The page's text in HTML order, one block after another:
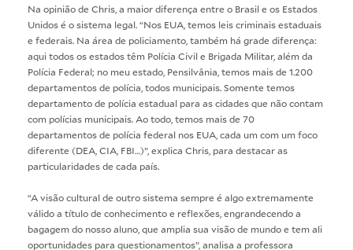
Na opinião de Chris, a maior diferença entre o Brasil e os Estados
Unidos é o sistema legal. “Nos EUA, temos leis criminais estaduais
e federais. Na área de policiamento, também há grade diferença:
aqui todos os estados têm Polícia Civil e Brigada Militar, além da
Polícia Federal; no meu estado, Pensilvânia, temos mais de 1.200
departamentos de polícia, todos municipais. Somente temos
departamento de polícia estadual para as cidades que não contam
com polícias municipais. Ao todo, temos mais de 70
departamentos de polícia federal nos EUA, cada um com um foco
diferente (DEA, CIA, FBI…)”, explica Chris, para destacar as
particularidades de cada país.
“A visão cultural de outro sistema sempre é algo extremamente
válido a título de conhecimento e reflexões, engrandecendo a
bagagem do nosso aluno, que amplia sua visão de mundo e tem ali
oportunidades para questionamentos”, analisa a professora